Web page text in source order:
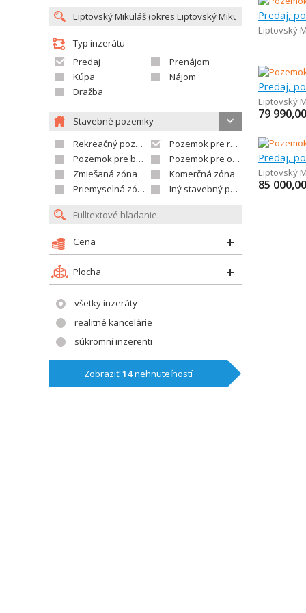
Typ inzerátu
Predaj
Prenájom
Kúpa
Nájom
Dražba
Stavebné pozemky
Rekreačný pozemok
Pozemok pre rodinné domy
Pozemok pre bytovú výstavbu
Pozemok pre občian.vybavenosť
Zmiešaná zóna
Komerčná zóna
Priemyselná zóna
Iný stavebný pozemok
Cena
Plocha
všetky inzeráty
realitné kancelárie
súkromní inzerenti
Zobraziť14nehnuteľností
Liptovský
Liptovský
79 990,00
Liptovský
85 000,00